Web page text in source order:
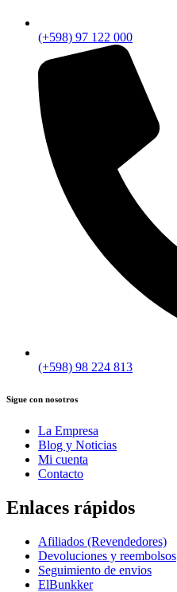
(+598) 97 122 000
(+598) 98 224 813
Sigue con nosotros
La Empresa
Blog y Noticias
Mi cuenta
Contacto
Enlaces rápidos
Afiliados (Revendedores)
Devoluciones y reembolsos
Seguimiento de envios
ElBunkker